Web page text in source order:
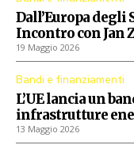
Dall’Europa degli
Incontro con Jan
19 Maggio 2026
Bandi e finanziamenti
L’UE lancia un
infrastrutture
13 Maggio 2026